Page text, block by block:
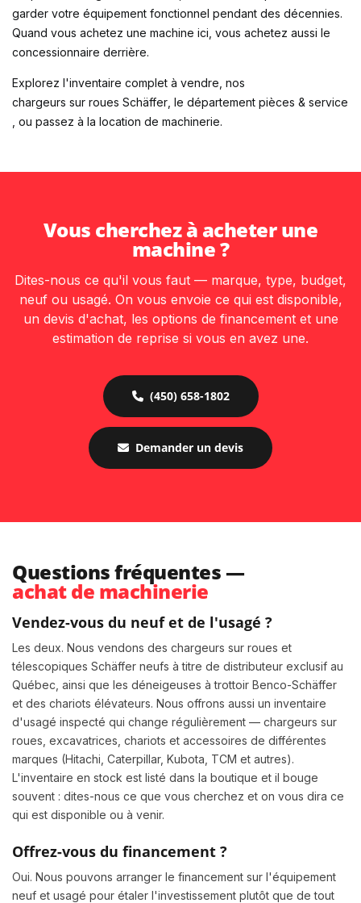
garder votre équipement fonctionnel pendant des décennies.
Quand vous achetez une machine ici, vous achetez aussi le
concessionnaire derrière.
Explorez l'inventaire complet à vendre , nos
chargeurs sur roues Schäffer , le département pièces & service
, ou passez à la location de machinerie.
Vous cherchez à acheter une
machine ?
Dites-nous ce qu'il vous faut — marque, type, budget,
neuf ou usagé. On vous envoie ce qui est disponible,
un devis d'achat, les options de financement et une
estimation de reprise si vous en avez une.
(450) 658-1802
Demander un devis
Questions fréquentes —
achat de machinerie
Vendez-vous du neuf et de l'usagé ?
Les deux. Nous vendons des chargeurs sur roues et
télescopiques Schäffer neufs à titre de distributeur exclusif au
Québec, ainsi que les déneigeuses à trottoir Benco-Schäffer
et des chariots élévateurs. Nous offrons aussi un inventaire
d'usagé inspecté qui change régulièrement — chargeurs sur
roues, excavatrices, chariots et accessoires de différentes
marques (Hitachi, Caterpillar, Kubota, TCM et autres).
L'inventaire en stock est listé dans la boutique et il bouge
souvent : dites-nous ce que vous cherchez et on vous dira ce
qui est disponible ou à venir.
Offrez-vous du financement ?
Oui. Nous pouvons arranger le financement sur l'équipement
neuf et usagé pour étaler l'investissement plutôt que de tout